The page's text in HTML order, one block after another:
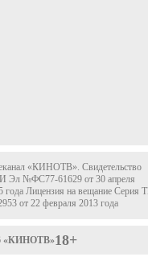
«КИНОТВ». Свидетельство
Эл №ФС77-61629 от 30 апреля
года Лицензия на вещание Серия
от 22 февраля 2013 года
«КИНОТВ»18+